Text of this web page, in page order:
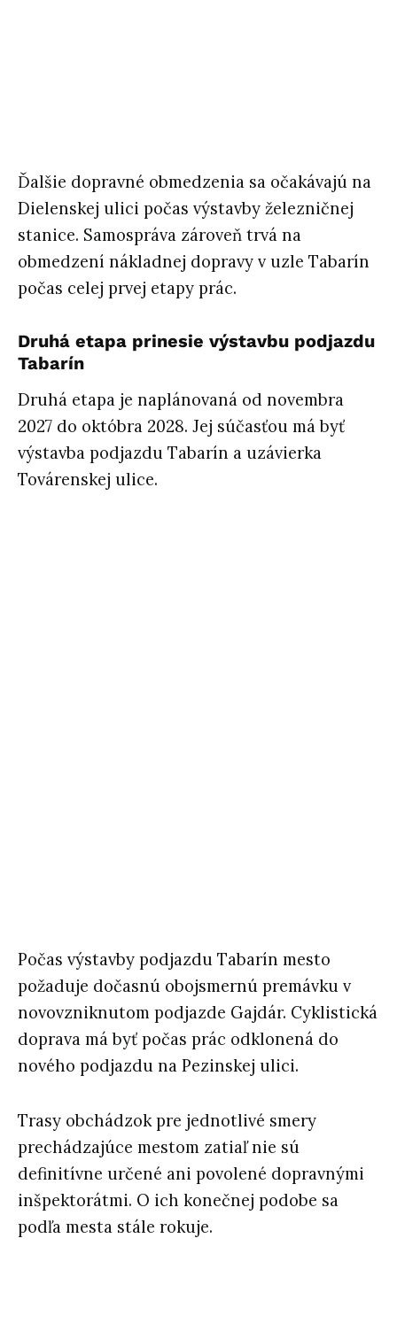
Ďalšie dopravné obmedzenia sa očakávajú na
Dielenskej ulici počas výstavby železničnej
stanice. Samospráva zároveň trvá na
obmedzení nákladnej dopravy v uzle Tabarín
počas celej prvej etapy prác.
Druhá etapa prinesie výstavbu podjazdu
Tabarín
Druhá etapa je naplánovaná od novembra
2027 do októbra 2028. Jej súčasťou má byť
výstavba podjazdu Tabarín a uzávierka
Továrenskej ulice.
Počas výstavby podjazdu Tabarín mesto
požaduje dočasnú obojsmernú premávku v
novovzniknutom podjazde Gajdár. Cyklistická
doprava má byť počas prác odklonená do
nového podjazdu na Pezinskej ulici.
Trasy obchádzok pre jednotlivé smery
prechádzajúce mestom zatiaľ nie sú
definitívne určené ani povolené dopravnými
inšpektorátmi. O ich konečnej podobe sa
podľa mesta stále rokuje.